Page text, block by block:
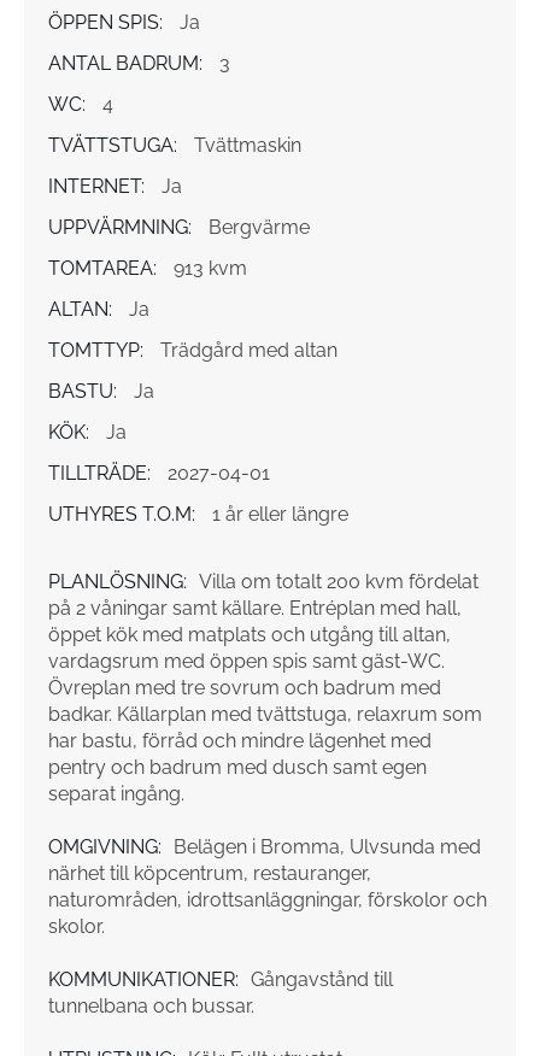
ÖPPEN SPIS:
Ja
ANTAL BADRUM:
3
WC:
4
TVÄTTSTUGA:
Tvättmaskin
INTERNET:
Ja
UPPVÄRMNING:
Bergvärme
TOMTAREA:
913 kvm
ALTAN:
Ja
TOMTTYP:
Trädgård med altan
BASTU:
Ja
KÖK:
Ja
TILLTRÄDE:
2027-04-01
UTHYRES T.O.M:
1 år eller längre
PLANLÖSNING: Villa om totalt 200 kvm fördelat
på 2 våningar samt källare. Entréplan med hall,
öppet kök med matplats och utgång till altan,
vardagsrum med öppen spis samt gäst-WC.
Övreplan med tre sovrum och badrum med
badkar. Källarplan med tvättstuga, relaxrum som
har bastu, förråd och mindre lägenhet med
pentry och badrum med dusch samt egen
separat ingång.
OMGIVNING:
Belägen i Bromma, Ulvsunda med
närhet till köpcentrum, restauranger,
naturområden, idrottsanläggningar, förskolor och
skolor.
KOMMUNIKATIONER: Gångavstånd till
tunnelbana och bussar.